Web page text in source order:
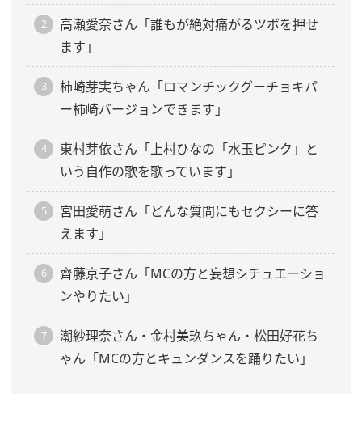
高瀬愛奈さん「誰もが絶対痛がるツボを押せ
ます」
柿崎芽実ちゃん「ロマンチックグーチョキパ
ー柿崎バージョンできます」
東村芽依さん「上村ひなの「水玉ピンク」と
いう自作の歌を歌っています」
宮田愛萌さん「どんな質問にもセクシーに答
えます」
齊藤京子さん「MCの方と妄想シチュエーショ
ンやりたい」
潮紗理奈さん・金村美玖ちゃん・松田好花ち
ゃん「MCの方とキュンダンスを踊りたい」